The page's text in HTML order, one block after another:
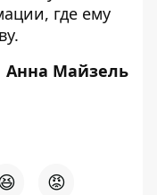
где ему
.
Анна Майзель
😡